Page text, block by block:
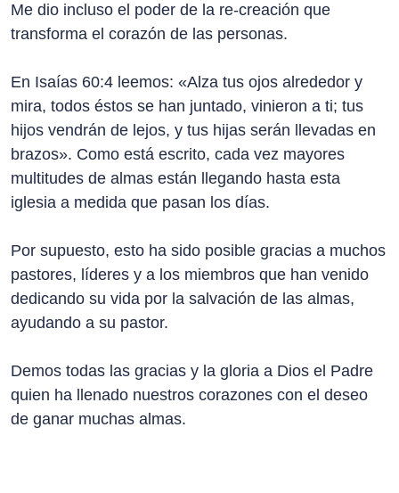
Me dio incluso el poder de la re-creación que
transforma el corazón de las personas.
En Isaías 60:4 leemos: «Alza tus ojos alrededor y
mira, todos éstos se han juntado, vinieron a ti; tus
hijos vendrán de lejos, y tus hijas serán llevadas en
brazos». Como está escrito, cada vez mayores
multitudes de almas están llegando hasta esta
iglesia a medida que pasan los días.
Por supuesto, esto ha sido posible gracias a muchos
pastores, líderes y a los miembros que han venido
dedicando su vida por la salvación de las almas,
ayudando a su pastor.
Demos todas las gracias y la gloria a Dios el Padre
quien ha llenado nuestros corazones con el deseo
de ganar muchas almas.